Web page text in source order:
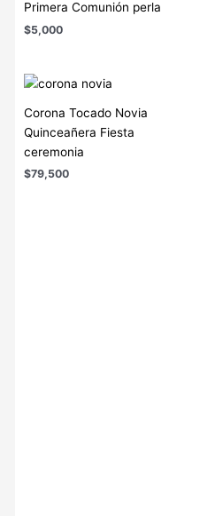
Primera Comunión perla
$5,000
Corona Tocado Novia
Quinceañera Fiesta
ceremonia
$79,500